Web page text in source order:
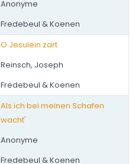
Anonyme
Fredebeul & Koenen
O Jesulein zart
Reinsch, Joseph
Fredebeul & Koenen
Als ich bei meinen Schafen
wacht'
Anonyme
Fredebeul & Koenen